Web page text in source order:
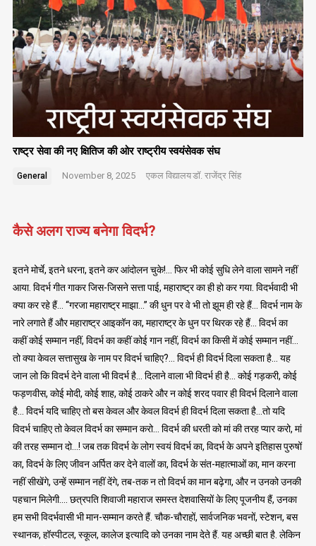
राष्ट्र सेवा की नए क्षितिज की ओर राष्ट्रीय स्वयंसेवक संघ
General November 8, 2025 एकल विद्यालयडॉ. राजेंद्र सिंह
कैसे अलग राज्य बनेगा विदर्भ?
इतने मोर्चे, इतने धरना, इतने कर आंदोलन चुके!… फिर भी कोई सुधि लेने वाला सामने नहीं
आया. विदर्भ गीत गाकर जिस-जिसने सत्ता पाई, महाराष्ट्र का ही हो कर गया. विदर्भवादी भी
क्या कर रहे हैं… “गरजा महाराष्ट्र माझा…” की धुन पर वे भी तो झूम ही रहे हैं… विदर्भ नाम के
नारे लगाते हैं और महाराष्ट्र आइकॉन का, महाराष्ट्र के धुन पर थिरक रहे हैं… विदर्भ का
कहीं कोई सम्मान नहीं, विदर्भ का कहीं कोई गान नहीं, विदर्भ का किसी में कोई सम्मान नहीं…
तो क्या केवल सत्तासुख के नाम पर विदर्भ चाहिए?… विदर्भ ही विदर्भ दिला सकता है… यह
जान लो कि विदर्भ देने वाला भी विदर्भ है… दिलाने वाला भी विदर्भ ही है… कोई गड़करी, कोई
फड़णवीस, कोई मोदी, कोई शाह, कोई ठाकरे और न कोई शरद पवार ही विदर्भ दिलाने वाला
है… विदर्भ यदि चाहिए तो बस केवल और केवल विदर्भ ही विदर्भ दिला सकता है…तो यदि
विदर्भ चाहिए तो केवल विदर्भ का सम्मान करो… विदर्भ की धरती को मां की तरह प्यार करो, मां
की तरह सम्मान दो…! जब तक विदर्भ के लोग स्वयं विदर्भ का, विदर्भ के अपने इतिहास पुरुषों
का, विदर्भ के लिए जीवन अर्पित कर देने वालों का, विदर्भ के संत-महात्माओं का, मान करना
नहीं सीखेंगे, उन्हें सम्मान नहीं देंगे, तब-तक न तो विदर्भ का मान बढ़ेगा, और न उनको उनकी
पहचान मिलेगी…. छत्रपति शिवाजी महाराज समस्त देशवासियों के लिए पूजनीय हैं, उनका
हम सभी विदर्भवासी भी मान-सम्मान करते हैं. चौक-चौराहों, सार्वजनिक भवनों, स्टेशन, बस
स्थानक, हॉस्पीटल, स्कूल, कालेज इत्यादि को उनका नाम देते हैं. यह अच्छी बात है. लेकिन